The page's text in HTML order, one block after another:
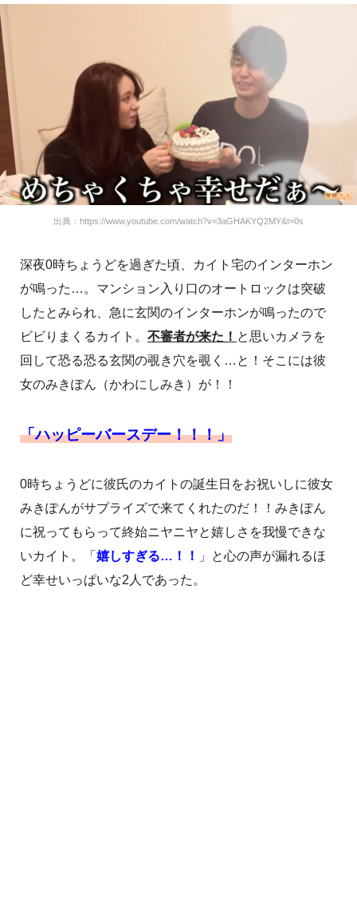
出典：https://www.youtube.com/watch?v=3aGHAKYQ2MY&t=0s
深夜0時ちょうどを過ぎた頃、カイト宅のインターホン
が鳴った…。マンション入り口のオートロックは突破
したとみられ、急に玄関のインターホンが鳴ったので
ビビりまくるカイト。 不審者が来た！ と思いカメラを
回して恐る恐る玄関の覗き穴を覗く…と！そこには彼
女のみきぽん（かわにしみき）が！！
「ハッピーバースデー！！！」
0時ちょうどに彼氏のカイトの誕生日をお祝いしに彼女
みきぽんがサプライズで来てくれたのだ！！みきぽん
に祝ってもらって終始ニヤニヤと嬉しさを我慢できな
いカイト。「 嬉しすぎる…！！
」と心の声が漏れるほ
ど幸せいっぱいな2人であった。